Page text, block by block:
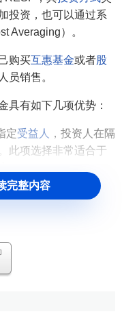
投资，也可以通过系
Averaging）。
购买互惠基金或者股
员销售。
有如下几项优势：
定受益人
，投资人在隔
此项选择非常适合于
场如何变化，如基金
隔离基金合同的受益
承过程中的法律费用
完整内容